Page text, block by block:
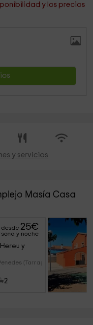
y los precios
y servicios
Masía Casa
desde 25€
y noche
y
(Tarragon
2